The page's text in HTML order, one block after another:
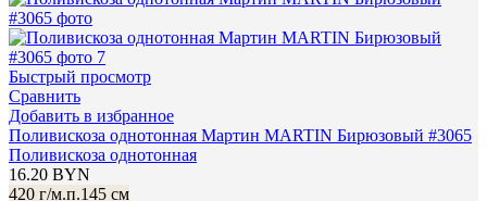
Быстрый просмотр
Сравнить
Добавить в избранное
Поливискоза однотонная Мартин MARTIN Бирюзовый #3065
Поливискоза однотонная
16.20 BYN
420 г/м.п.145 см